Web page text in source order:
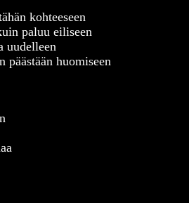
kohteeseen
paluu eiliseen
uudelleen
päästään huomiseen